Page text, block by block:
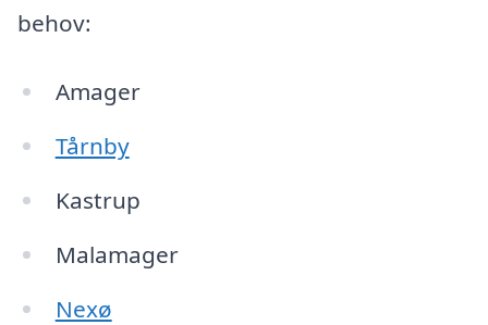
behov:
Amager
Tårnby
Kastrup
Malamager
Nexø